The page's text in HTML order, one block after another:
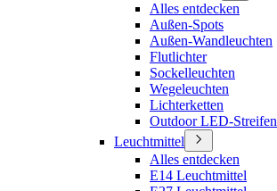
Alles entdecken
Außen-Spots
Außen-Wandleuchten
Flutlichter
Sockelleuchten
Wegeleuchten
Lichterketten
Outdoor LED-Streifen
Leuchtmittel
Alles entdecken
E14 Leuchtmittel